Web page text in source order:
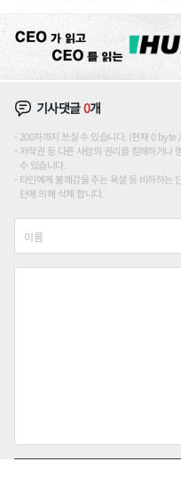
기사댓글0개
200자까지 쓰실 수 있습니다. (현재 0
저작권 등 다른 사람의 권리를 침해하거나
수 있습니다.
타인에게 불쾌감을 주는 욕설 등 비하하는
단에 의해 삭제 합니다.